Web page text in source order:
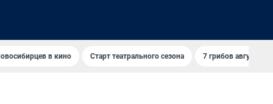
в кино Старт театрального сезона 7 грибов августа